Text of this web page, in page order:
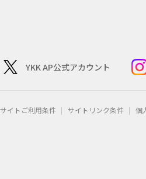
YKK AP公式アカウント
サイトご利用条件 サイトリンク条件 個